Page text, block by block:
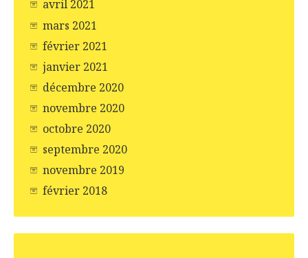
avril 2021
mars 2021
février 2021
janvier 2021
décembre 2020
novembre 2020
octobre 2020
septembre 2020
novembre 2019
février 2018